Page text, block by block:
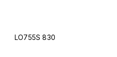
LO755S 830